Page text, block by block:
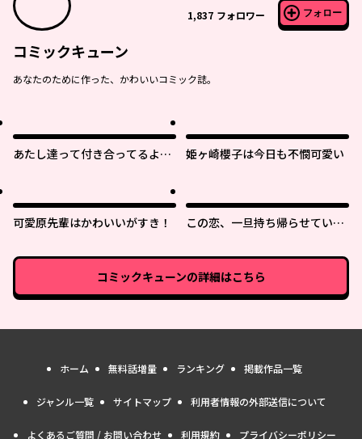
1,837 フォロワー フォロー
コミックキューン
あなたのために作った、かわいいコミック誌。
あたし達って付き合ってるよ
姫ヶ崎櫻子は今日も不憫可愛い
可愛原先輩はかわいいがすき！
この恋、一旦持ち帰らせていた
コミックキューンの詳細はこちら
ホーム 無料話増量 ランキング 掲載作品一覧
ジャンル一覧 サイトマップ 利用者情報の外部送信について
よくあるご質問 / お問い合わせ 利用規約 プライバシーポリシー